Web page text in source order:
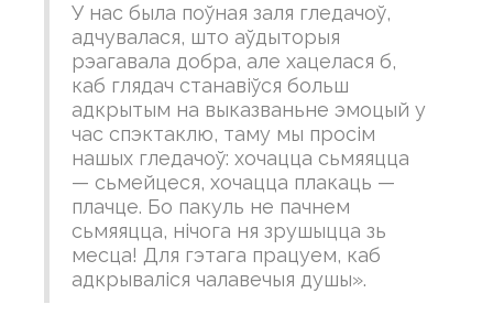
У нас была поўная заля гледачоў,
адчувалася, што аўдыторыя
рэагавала добра, але хацелася б,
каб глядач станавіўся больш
адкрытым на выказваньне эмоцый у
час спэктаклю, таму мы просім
нашых гледачоў: хочацца сьмяяцца
— сьмейцеся, хочацца плакаць —
плачце. Бо пакуль не пачнем
сьмяяцца, нічога ня зрушыцца зь
месца! Для гэтага працуем, каб
адкрываліся чалавечыя душы».